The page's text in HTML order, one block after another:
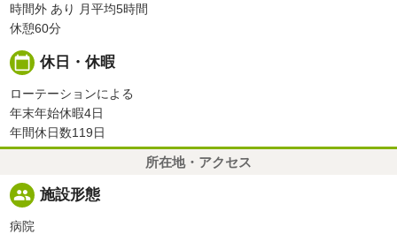
時間外 あり 月平均5時間
休憩60分
calendar_today 休日・休暇
ローテーションによる
年末年始休暇4日
年間休日数119日
所在地・アクセス
people 施設形態
病院